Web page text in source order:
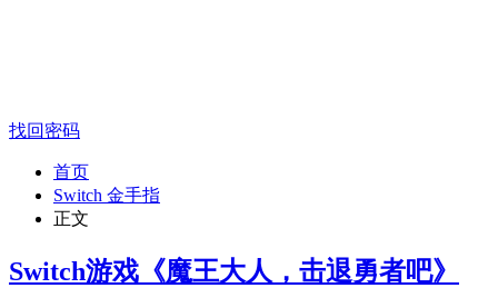
找回密码
首页
Switch 金手指
正文
Switch游戏《魔王大人，击退勇者吧》